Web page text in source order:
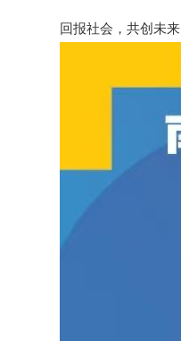
回报社会，共创未来